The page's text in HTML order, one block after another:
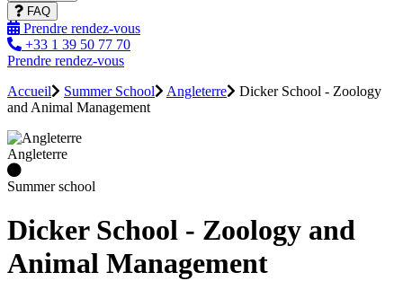
FAQ
Prendre rendez-vous
+33 1 39 50 77 70
Prendre rendez-vous
Accueil
Summer School Angleterre
Dicker School - Zoology
and Animal Management
Angleterre
Summer school
Dicker School - Zoology and
Animal Management